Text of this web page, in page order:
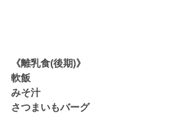
《離乳食(後期)》
軟飯
みそ汁
さつまいもバーグ